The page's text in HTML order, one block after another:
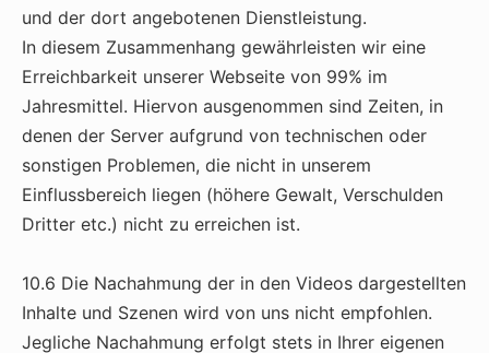
und der dort angebotenen Dienstleistung.
In diesem Zusammenhang gewährleisten wir eine
Erreichbarkeit unserer Webseite von 99% im
Jahresmittel. Hiervon ausgenommen sind Zeiten, in
denen der Server aufgrund von technischen oder
sonstigen Problemen, die nicht in unserem
Einflussbereich liegen (höhere Gewalt, Verschulden
Dritter etc.) nicht zu erreichen ist.
10.6 Die Nachahmung der in den Videos dargestellten
Inhalte und Szenen wird von uns nicht empfohlen.
Jegliche Nachahmung erfolgt stets in Ihrer eigenen